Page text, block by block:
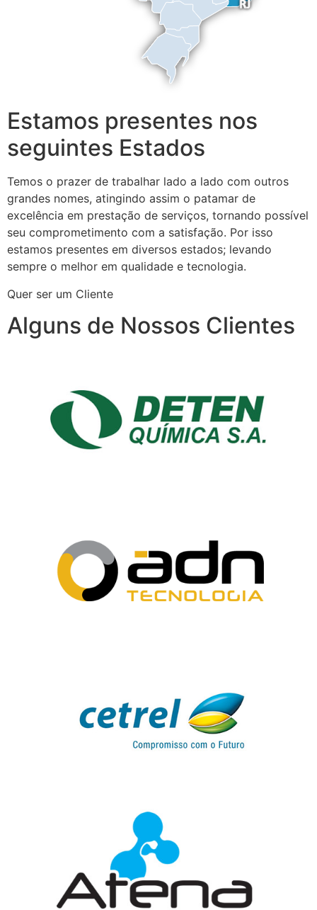
Estamos presentes nos
seguintes Estados
Temos o prazer de trabalhar lado a lado com outros
grandes nomes, atingindo assim o patamar de
excelência em prestação de serviços, tornando possível
seu comprometimento com a satisfação. Por isso
estamos presentes em diversos estados; levando
sempre o melhor em qualidade e tecnologia.
Quer ser um Cliente
Alguns de Nossos Clientes